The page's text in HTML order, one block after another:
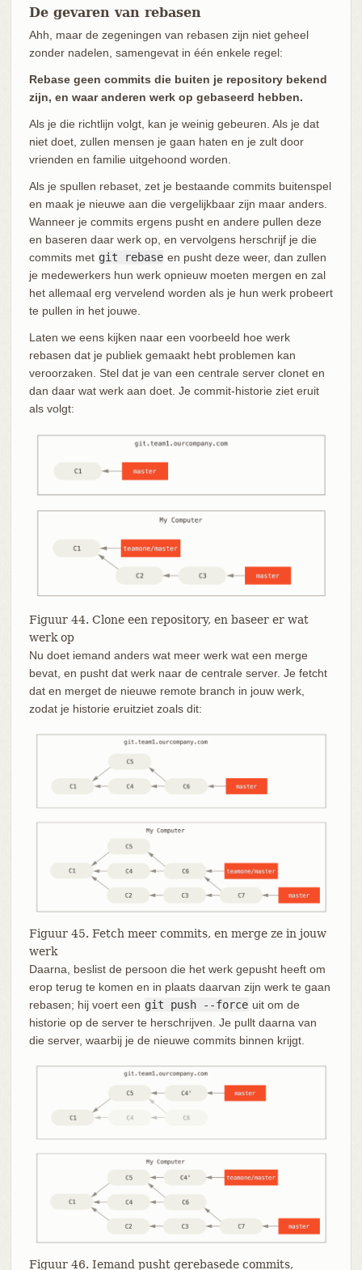
De gevaren van rebasen
Ahh, maar de zegeningen van rebasen zijn niet geheel
zonder nadelen, samengevat in één enkele regel:
Rebase geen commits die buiten je repository bekend
zijn, en waar anderen werk op gebaseerd hebben.
Als je die richtlijn volgt, kan je weinig gebeuren. Als je dat
niet doet, zullen mensen je gaan haten en je zult door
vrienden en familie uitgehoond worden.
Als je spullen rebaset, zet je bestaande commits buitenspel
en maak je nieuwe aan die vergelijkbaar zijn maar anders.
Wanneer je commits ergens pusht en andere pullen deze
en baseren daar werk op, en vervolgens herschrijf je die
commits met git rebase en pusht deze weer, dan zullen
je medewerkers hun werk opnieuw moeten mergen en zal
het allemaal erg vervelend worden als je hun werk probeert
te pullen in het jouwe.
Laten we eens kijken naar een voorbeeld hoe werk
rebasen dat je publiek gemaakt hebt problemen kan
veroorzaken. Stel dat je van een centrale server clonet en
dan daar wat werk aan doet. Je commit-historie ziet eruit
als volgt:
Figuur 44. Clone een repository, en baseer er wat
werk op
Nu doet iemand anders wat meer werk wat een merge
bevat, en pusht dat werk naar de centrale server. Je fetcht
dat en merget de nieuwe remote branch in jouw werk,
zodat je historie eruitziet zoals dit:
Figuur 45. Fetch meer commits, en merge ze in jouw
werk
Daarna, beslist de persoon die het werk gepusht heeft om
erop terug te komen en in plaats daarvan zijn werk te gaan
rebasen; hij voert een git push --force uit om de
historie op de server te herschrijven. Je pullt daarna van
die server, waarbij je de nieuwe commits binnen krijgt.
Figuur 46. Iemand pusht gerebasede commits,